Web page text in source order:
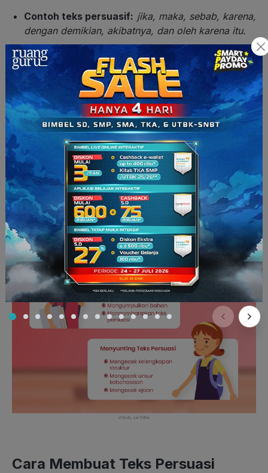
Contoh teks persuasif: jika, maka, sebab, karena,
dengan demikian, akibatnya, dan oleh karena itu.
6. Menggunakan Kata Perujukan
Kata-kata yang digunakan sebagai pendahuluan
sebelum menyajikan data yang menjadi sumber dalam
teks.
Contoh teks persuasif: Berdasarkan data, Merujuk pada
pendapat, Mengutip dari
Cara Membuat Teks Persuasi